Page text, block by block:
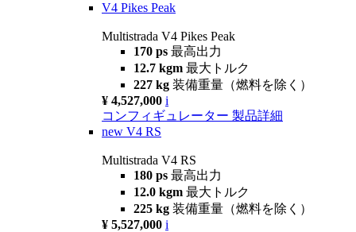
V4 Pikes Peak
Multistrada V4 Pikes Peak
170 ps 最高出力
12.7 kgm 最大トルク
227 kg 装備重量（燃料を除く）
¥ 4,527,000 i
コンフィギュレーター 製品詳細
new V4 RS
Multistrada V4 RS
180 ps 最高出力
12.0 kgm 最大トルク
225 kg 装備重量（燃料を除く）
¥ 5,527,000 i